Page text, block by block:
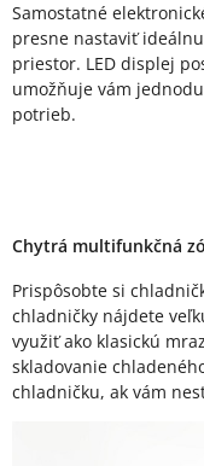
Samostatné
presne nastaviť
priestor. LED displej
umožňuje vám
potrieb.
Chytrá multifunkčná
Prispôsobte si
chladničky nájdete
využiť ako klasickú
skladovanie
chladničku, ak vám